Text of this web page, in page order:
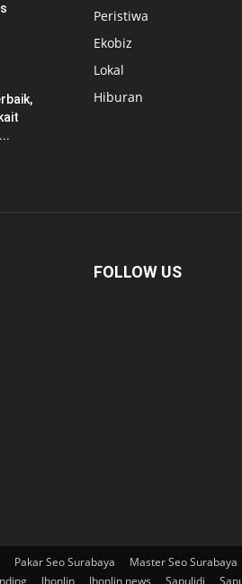
Peristiwa
Ekobiz
Lokal
Hiburan
FOLLOW US
Pakar Seo Surabaya Master Seo Surabaya
Jhonlin Jhonlin news Sapulidi